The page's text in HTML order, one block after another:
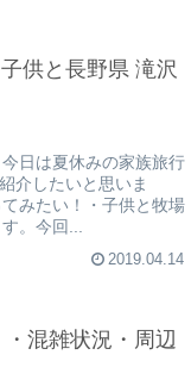
供と長野県 滝沢
日は夏休みの家族旅行
介したいと思いま
みたい！・子供と牧場
。今回...
2019.04.14
混雑状況・周辺